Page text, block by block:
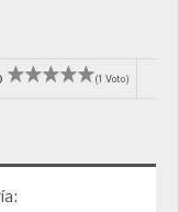
(1 Voto)